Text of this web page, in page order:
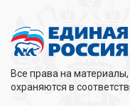
Все права на
охраняются в